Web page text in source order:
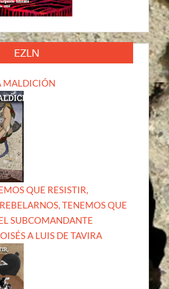
EZLN
MALDICIÓN
QUE RESISTIR,
TENEMOS QUE
SUBCOMANDANTE
A LUIS DE TAVIRA